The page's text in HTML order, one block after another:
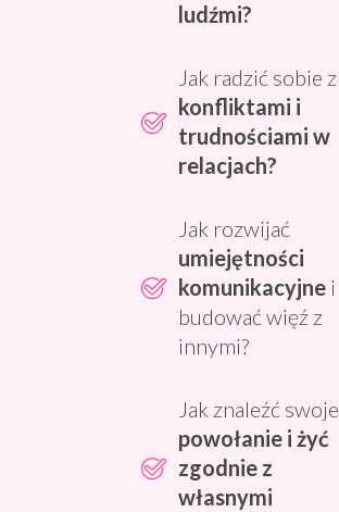
ludźmi?
Jak radzić sobie z
konfliktami i
trudnościami w
relacjach?
Jak rozwijać
umiejętności
komunikacyjnei
budować więź z
innymi?
Jak znaleźć swoje
powołanie i żyć
zgodnie z
własnymi